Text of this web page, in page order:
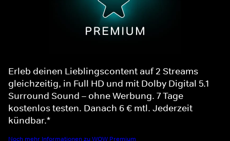
Erleb deinen Lieblingscontent auf 2 Streams
gleichzeitig, in Full HD und mit Dolby Digital 5.1
Surround Sound – ohne Werbung. 7 Tage
kostenlos testen. Danach 6 € mtl. Jederzeit
kündbar.*
Noch mehr Informationen zu WOW Premium